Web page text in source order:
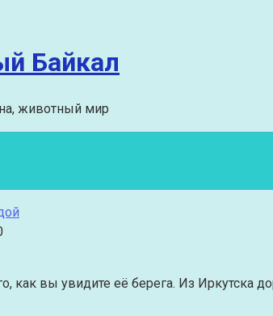
Байкал
животный мир
как вы увидите её берега. Из